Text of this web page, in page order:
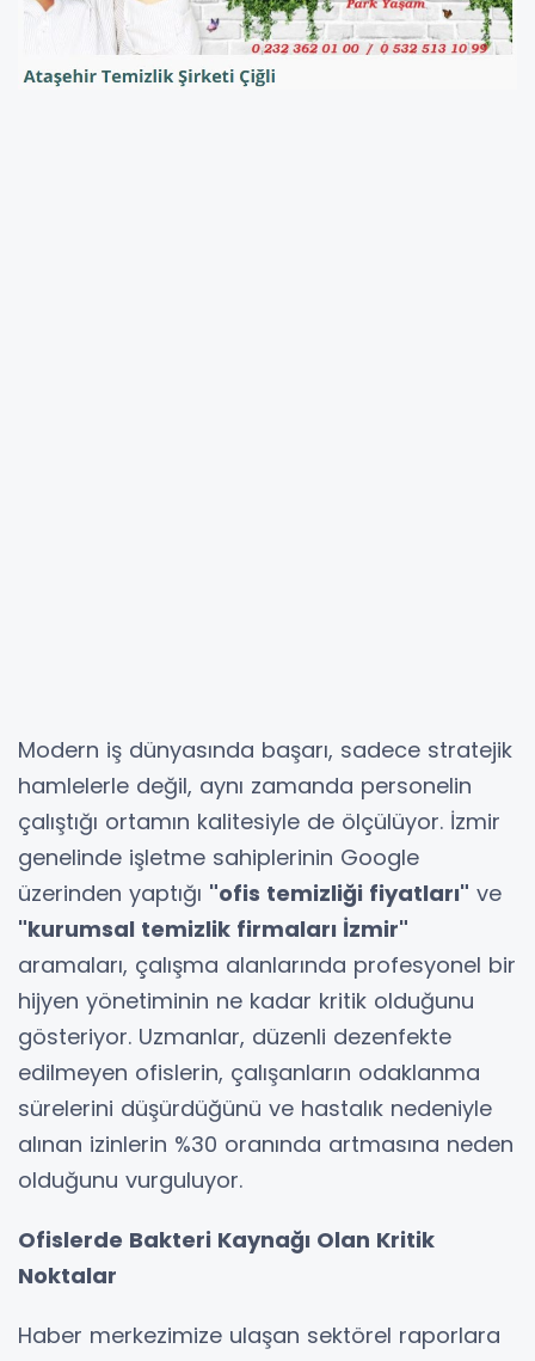
Modern iş dünyasında başarı, sadece stratejik
hamlelerle değil, aynı zamanda personelin
çalıştığı ortamın kalitesiyle de ölçülüyor. İzmir
genelinde işletme sahiplerinin Google
üzerinden yaptığı "ofis temizliği fiyatları" ve
"kurumsal temizlik firmaları İzmir"
aramaları, çalışma alanlarında profesyonel bir
hijyen yönetiminin ne kadar kritik olduğunu
gösteriyor. Uzmanlar, düzenli dezenfekte
edilmeyen ofislerin, çalışanların odaklanma
sürelerini düşürdüğünü ve hastalık nedeniyle
alınan izinlerin %30 oranında artmasına neden
olduğunu vurguluyor.
Ofislerde Bakteri Kaynağı Olan Kritik
Noktalar
Haber merkezimize ulaşan sektörel raporlara